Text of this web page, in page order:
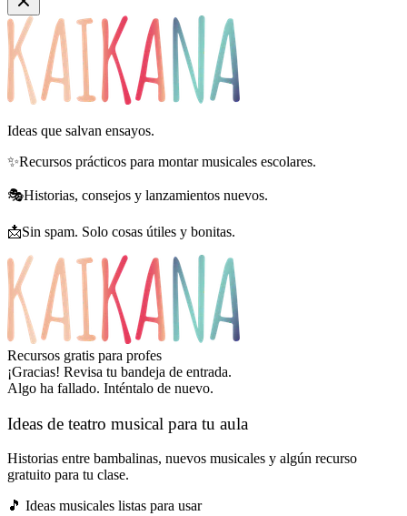
Ideas que salvan ensayos.
✨Recursos prácticos para montar musicales escolares.
🎭Historias, consejos y lanzamientos nuevos.
📩Sin spam. Solo cosas útiles y bonitas.
Recursos gratis para profes
¡Gracias! Revisa tu bandeja de entrada.
Algo ha fallado. Inténtalo de nuevo.
Ideas de teatro musical para tu aula
Historias entre bambalinas, nuevos musicales y algún recurso
gratuito para tu clase.
🎵 Ideas musicales listas para usar